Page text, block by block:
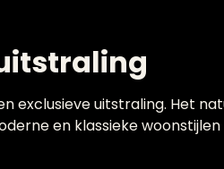
exclusieve uitstraling. Het
en klassieke